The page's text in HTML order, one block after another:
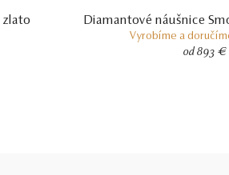
zlato Diamantové náušnice
Vyrobíme a
od 893 €